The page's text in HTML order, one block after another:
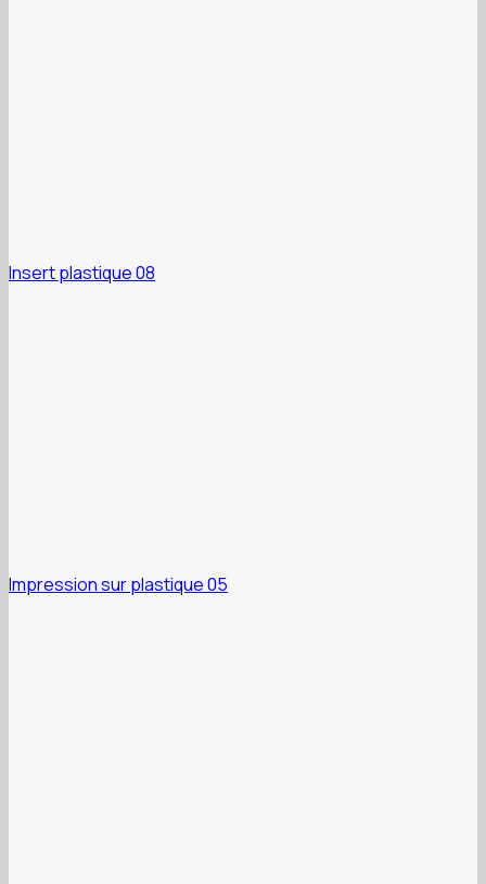
Insert plastique 08
Impression sur plastique 05